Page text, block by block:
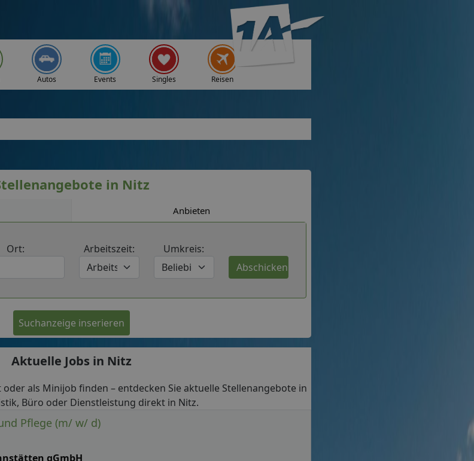
Autos Events Singles Reisen
in Nitz
Anbieten
Ort: Arbeitszeit: Umkreis:
Suchanzeige inserieren
Aktuelle Jobs in Nitz
oder als Minijob finden – entdecken Sie aktuelle Stellenangebote in
Büro oder Dienstleistung direkt in Nitz.
Pflege (m/ w/ d)
gGmbH